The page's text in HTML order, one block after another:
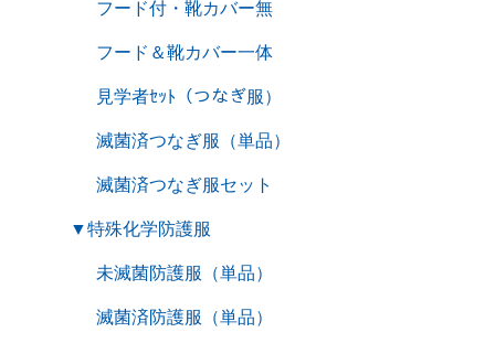
フード付・靴カバー無
フード＆靴カバー一体
見学者ｾｯﾄ（つなぎ服）
滅菌済つなぎ服（単品）
滅菌済つなぎ服セット
▼特殊化学防護服
未滅菌防護服（単品）
滅菌済防護服（単品）